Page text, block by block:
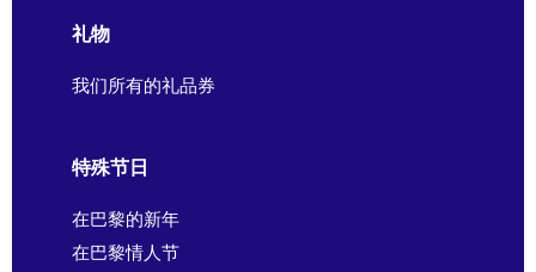
礼物
我们所有的礼品券
特殊节日
在巴黎的新年
在巴黎情人节